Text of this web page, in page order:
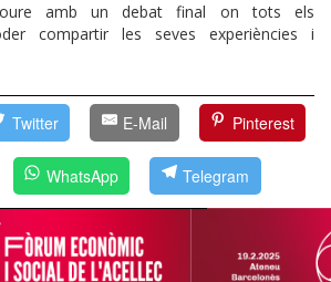
amb un debat final on tots els
compartir les seves experiències i
Twitter E-Mail Pinterest
WhatsApp Telegram